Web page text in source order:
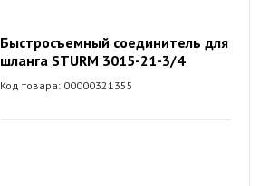
Быстросъемный соединитель для
шланга STURM 3015-21-3/4
Код товара: 00000321355